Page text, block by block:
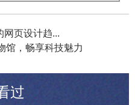
网页设计趋...
馆，畅享科技魅力
过